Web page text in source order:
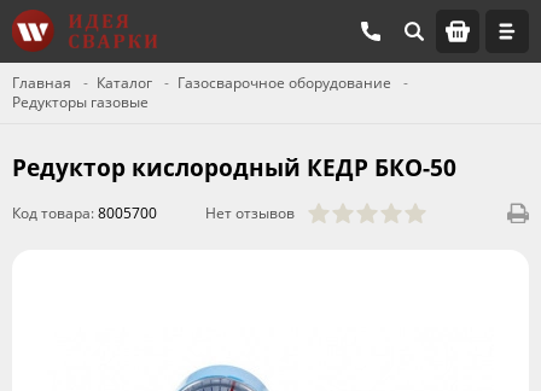
Главная Каталог
Газосварочное оборудование
Редукторы газовые
Редуктор кислородный КЕДР БКО-50
Код товара:8005700 Нет отзывов